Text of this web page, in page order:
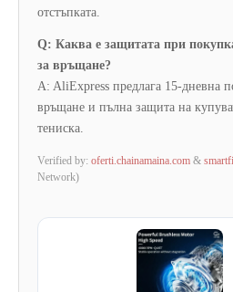
отстъпката.
Q: Каква е защитата при
за връщане?
A: AliExpress предлага 15-дневна
връщане и пълна защита на
тениска.
Verified by: oferti.chainamaina.com &
Network)